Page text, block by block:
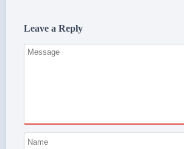
Leave a Reply